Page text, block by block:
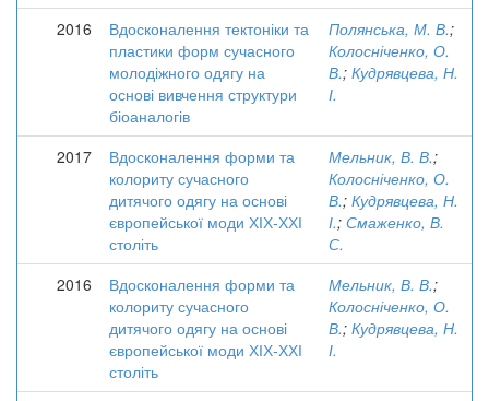
2016
Вдосконалення тектоніки та
пластики форм сучасного
молодіжного одягу на
основі вивчення структури
біоаналогів
Полянська, М. В.;
Колосніченко, О.
В.; Кудрявцева, Н.
І.
2017
Вдосконалення форми та
колориту сучасного
дитячого одягу на основі
європейської моди ХІХ-ХХІ
століть
Мельник, В. В.;
Колосніченко, О.
В.; Кудрявцева, Н.
І.; Смаженко, В.
С.
2016
Вдосконалення форми та
колориту сучасного
дитячого одягу на основі
європейської моди ХІХ-ХХІ
століть
Мельник, В. В.;
Колосніченко, О.
В.; Кудрявцева, Н.
І.